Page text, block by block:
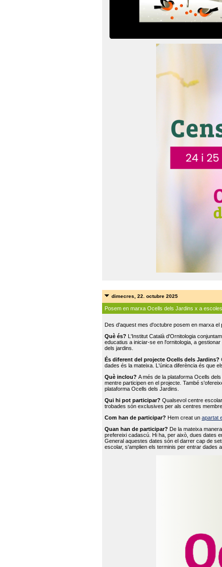
dimecres, 22. octubre 2025
Posem en marxa Ocells dels Jardins x a escoles
Des d'aquest mes d'octubre posem en marxa
Què és? L'Institut Català d'Ornitologia
educatius a iniciar-se en l'ornitologia, a
dels jardins.
És diferent del projecte Ocells dels Jardins?
dades és la mateixa. L'única diferència és que
Què inclou? A més de la plataforma Ocells
mentre participen en el projecte. També
plataforma Ocells dels Jardins.
Qui hi pot participar? Qualsevol centre
trobades són exclusives per als centres
Com han de participar? Hem creat un apartat
Quan han de participar? De la mateixa
prefereixi cadascú. Hi ha, per això, dues dates
General aquestes dates són el darrer cap de
escolar, s'amplien els terminis per entrar dades